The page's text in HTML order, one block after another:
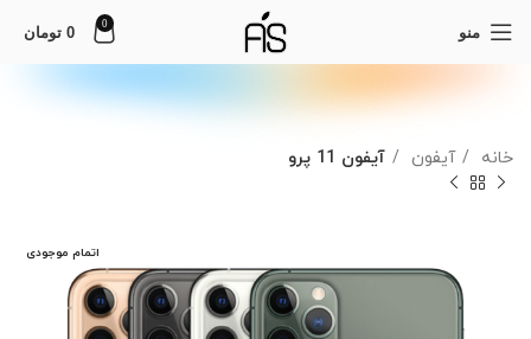
منو 0
0 تومان
خانه آیفون آیفون 11 پرو
اتمام موجودی